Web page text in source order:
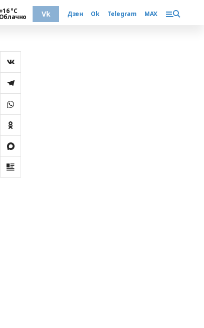
+16 °С
Облачно Vk Дзен Ok Telegram MAX